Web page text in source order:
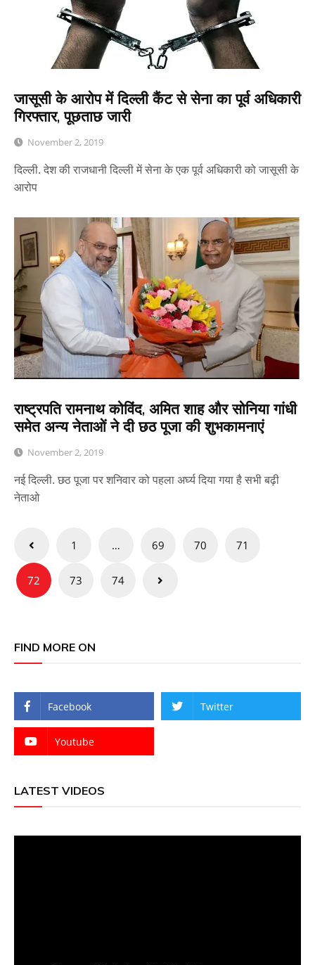
जासूसी के आरोप में दिल्ली कैंट से सेना का पूर्व अधिकारी
गिरफ्तार, पूछताछ जारी
November 2, 2019
दिल्ली. देश की राजधानी दिल्ली में सेना के एक पूर्व अधिकारी को जासूसी के
आरोप
राष्‍ट्रपति रामनाथ कोविंद, अमित शाह और सोनिया गांधी
समेत अन्‍य नेताओं ने दी छठ पूजा की शुभकामनाएं
November 2, 2019
नई दिल्ली. छठ पूजा पर शनिवार को पहला अर्घ्य दिया गया है सभी बढ़ी
नेताओ
Posts
pagination
1 … 69 70 71
72 73 74
FIND MORE ON
Facebook Twitter
Youtube
LATEST VIDEOS